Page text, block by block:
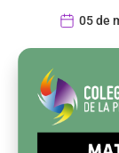
05 de